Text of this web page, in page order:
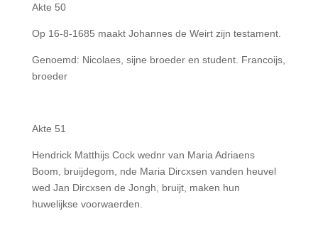
Akte 50
Op 16-8-1685 maakt Johannes de Weirt zijn testament.
Genoemd: Nicolaes, sijne broeder en student. Francoijs,
broeder
Akte 51
Hendrick Matthijs Cock wednr van Maria Adriaens
Boom, bruijdegom, nde Maria Dircxsen vanden heuvel
wed Jan Dircxsen de Jongh, bruijt, maken hun
huwelijkse voorwaerden.